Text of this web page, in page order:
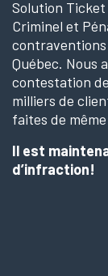
Solution Ticket
Criminel et
Québec. Nous
contestation
milliers de
faites de
Il est
d’infraction!